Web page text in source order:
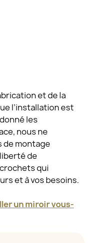
et de la
l’installation est
les
nous ne
de montage
de
qui
et à vos besoins.
un miroir vous-